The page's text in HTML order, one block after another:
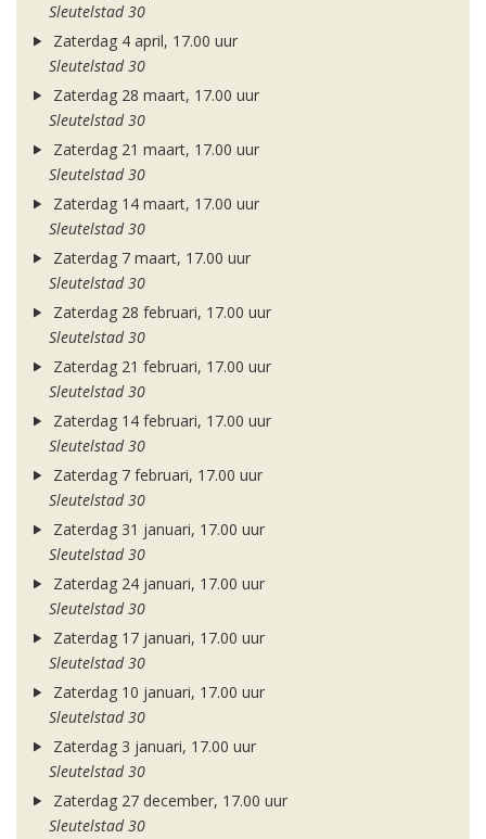
Sleutelstad 30
Zaterdag 4 april, 17.00 uur
Sleutelstad 30
Zaterdag 28 maart, 17.00 uur
Sleutelstad 30
Zaterdag 21 maart, 17.00 uur
Sleutelstad 30
Zaterdag 14 maart, 17.00 uur
Sleutelstad 30
Zaterdag 7 maart, 17.00 uur
Sleutelstad 30
Zaterdag 28 februari, 17.00 uur
Sleutelstad 30
Zaterdag 21 februari, 17.00 uur
Sleutelstad 30
Zaterdag 14 februari, 17.00 uur
Sleutelstad 30
Zaterdag 7 februari, 17.00 uur
Sleutelstad 30
Zaterdag 31 januari, 17.00 uur
Sleutelstad 30
Zaterdag 24 januari, 17.00 uur
Sleutelstad 30
Zaterdag 17 januari, 17.00 uur
Sleutelstad 30
Zaterdag 10 januari, 17.00 uur
Sleutelstad 30
Zaterdag 3 januari, 17.00 uur
Sleutelstad 30
Zaterdag 27 december, 17.00 uur
Sleutelstad 30